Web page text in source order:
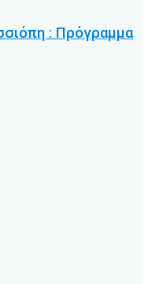
: Πρόγραμμα